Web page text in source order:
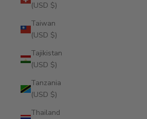
(USD $)
Taiwan
(USD $)
Tajikistan
(USD $)
Tanzania
(USD $)
Thailand